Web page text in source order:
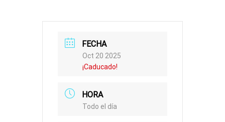
FECHA
Oct 20 2025
¡Caducado!
HORA
Todo el día